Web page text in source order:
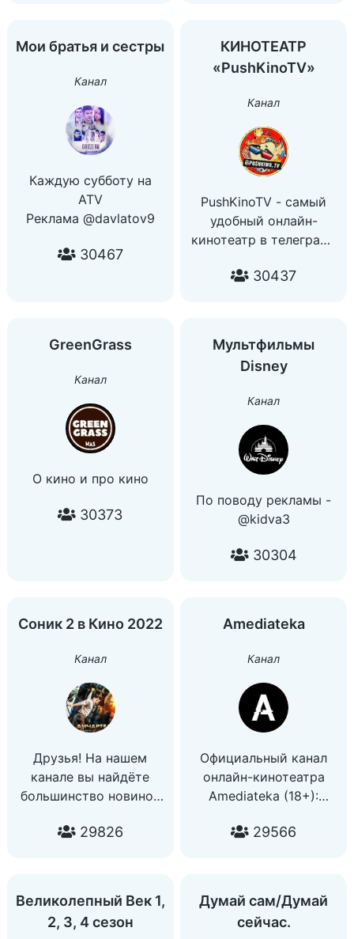
Мои братья и сестры
Канал
Каждую субботу на
ATV
Реклама @davlatov9
30467
КИНОТЕАТР
«PushKinoTV»
Канал
PushKinoTV - самый
удобный онлайн-
кинотеатр в телеграм!
Вся информация и
Администратор:
@EquiFo
30437
GreenGrass
Канал
О кино и про кино
30373
Мультфильмы
Disney
Канал
По поводу рекламы -
@kidva3
30304
Соник 2 в Кино 2022
Канал
Друзья! На нашем
канале вы найдёте
большинство новинок
качестве.
выхода новых
фильмов!
29826
Amediateka
Канал
Официальный канал
онлайн-кинотеатра
Amediateka (18+):
Связаться с нами:
VK, потому что там
классно:
vk.com/amediateka
29566
Великолепный Век 1,
2, 3, 4 сезон
Думай сам/Думай
сейчас.